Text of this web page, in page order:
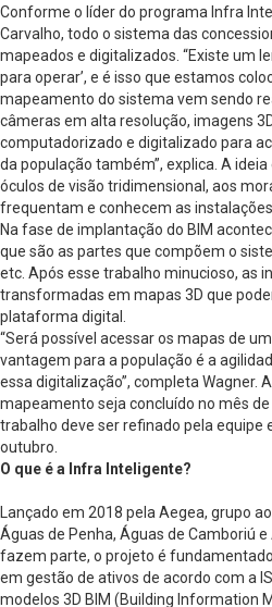
Conforme o líder do programa Infra
Carvalho, todo o sistema das
mapeados e digitalizados. “Existe um
para operar’, e é isso que estamos
mapeamento do sistema vem sendo
câmeras em alta resolução, imagens
computadorizado e digitalizado para
da população também”, explica. A
óculos de visão tridimensional, aos
frequentam e conhecem as
Na fase de implantação do BIM
que são as partes que compõem o
etc. Após esse trabalho minucioso, as
transformadas em mapas 3D que
plataforma digital.
“Será possível acessar os mapas de
vantagem para a população é a
essa digitalização”, completa Wagner.
mapeamento seja concluído no mês
trabalho deve ser refinado pela equipe
outubro.
O que é a Infra Inteligente?
Lançado em 2018 pela Aegea, grupo
Águas de Penha, Águas de Camboriú e
fazem parte, o projeto é
em gestão de ativos de acordo com a
modelos 3D BIM (Building Information